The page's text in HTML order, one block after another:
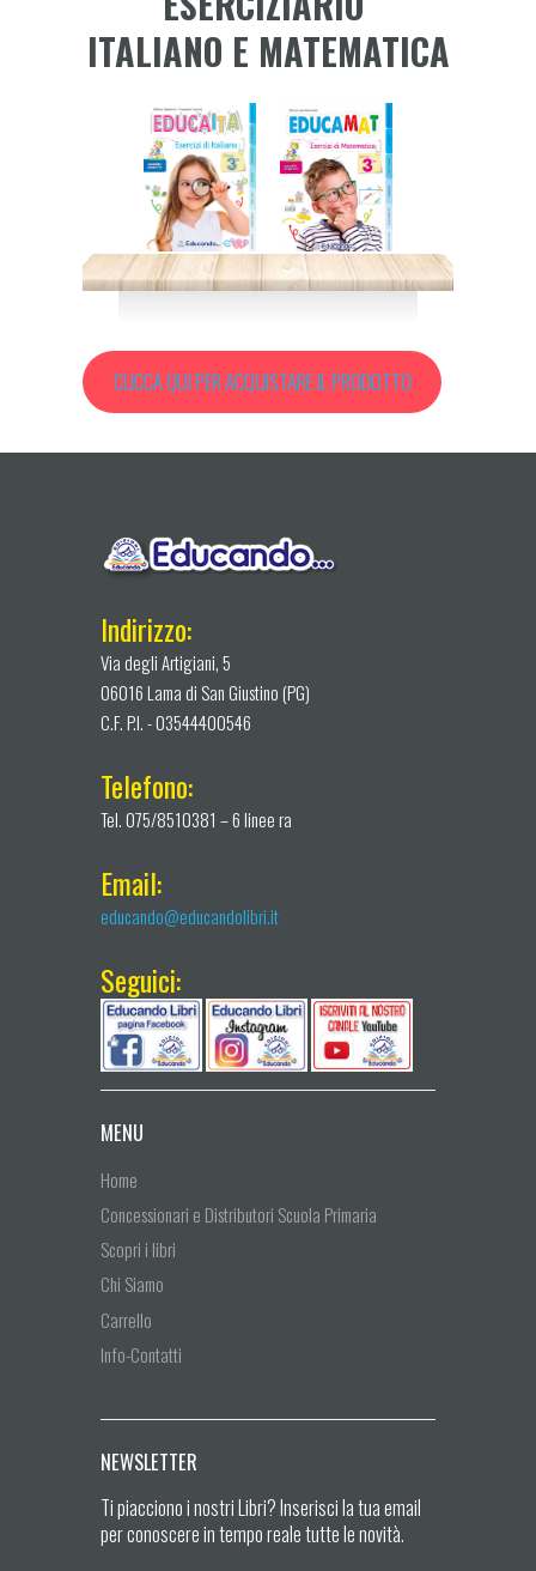
ITALIANO E MATEMATICA
CLICCA QUI PER ACQUISTARE IL PRODOTTO
Indirizzo:
Via degli Artigiani, 5
06016 Lama di San Giustino (PG)
C.F. P.I. - 03544400546
Telefono:
Tel. 075/8510381 – 6 linee ra
Email:
educando@educandolibri.it
Seguici:
MENU
Home
Concessionari e Distributori Scuola Primaria
Scopri i libri
Chi Siamo
Carrello
Info-Contatti
NEWSLETTER
Ti piacciono i nostri Libri? Inserisci la tua email
per conoscere in tempo reale tutte le novità.